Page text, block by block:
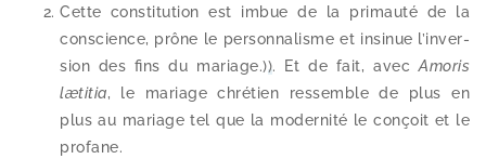
Cette consti­tu­tion est imbue de la pri­mau­té de la
conscience, prône le per­son­na­lisme et insi­nue l’in­ver­
sion des fins du mariage.)). Et de fait, avecAmoris
læti­tia, le mariage chré­tien res­semble de plus en
plus au mariage tel que la moder­ni­té le conçoit et le
profane.